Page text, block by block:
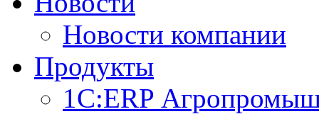
Новости компании
Продукты
1С:ERP